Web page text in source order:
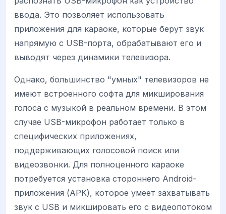
ввода. Это позволяет использовать
приложения для караоке, которые берут звук
напрямую с USB-порта, обрабатывают его и
выводят через динамики телевизора.
Однако, большинство "умных" телевизоров не
имеют встроенного софта для микширования
голоса с музыкой в реальном времени. В этом
случае USB-микрофон работает только в
специфических приложениях,
поддерживающих голосовой поиск или
видеозвонки. Для полноценного караоке
потребуется установка стороннего Android-
приложения (APK), которое умеет захватывать
звук с USB и микшировать его с видеопотоком